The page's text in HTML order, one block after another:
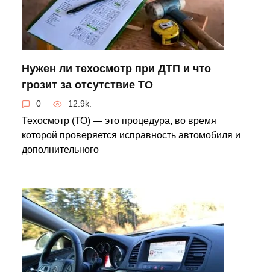
Нужен ли техосмотр при ДТП и что
грозит за отсутствие ТО
0 12.9k.
Техосмотр (ТО) — это процедура, во время
которой проверяется исправность автомобиля и
дополнительного